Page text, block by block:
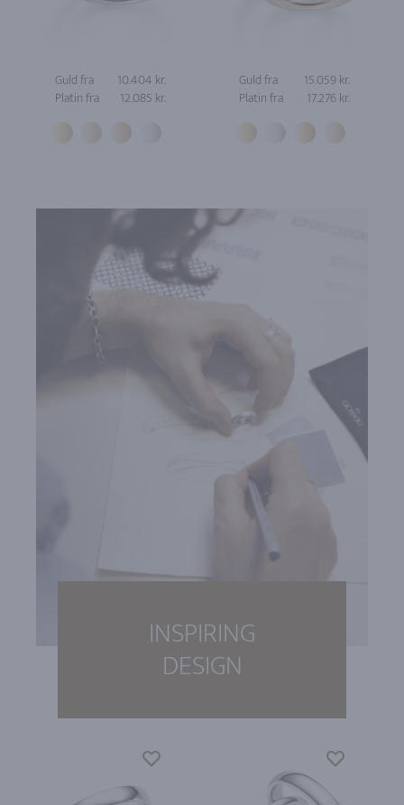
Guld fra
10.404 kr.
Platin fra
12.085 kr.
Guld fra
15.059 kr.
Platin fra
17.276 kr.
INSPIRING
DESIGN